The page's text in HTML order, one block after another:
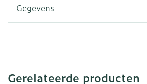
Gegevens
Gerelateerde producten